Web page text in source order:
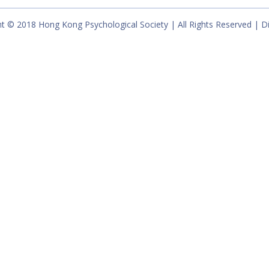
© 2018 Hong Kong Psychological Society | All Rights Reserved |